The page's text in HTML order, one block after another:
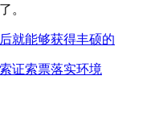
。
就能够获得丰硕的
证索票落实环境